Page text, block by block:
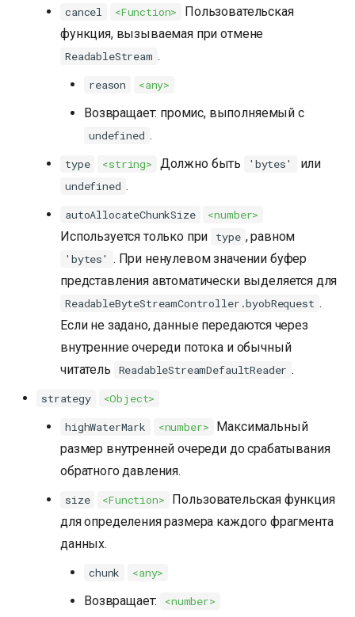
cancel <Function>
Пользовательская
функция, вызываемая при отмене
ReadableStream .
reason <any>
Возвращает: промис, выполняемый с
undefined .
type <string> Должно быть 'bytes' или
undefined .
autoAllocateChunkSize <number>
Используется только при type , равном
'bytes' . При ненулевом значении буфер
представления автоматически выделяется для
ReadableByteStreamController.byobRequest .
Если не задано, данные передаются через
внутренние очереди потока и обычный
читатель
ReadableStreamDefaultReader .
strategy
<Object>
highWaterMark
<number>
Максимальный
размер внутренней очереди до срабатывания
обратного давления.
size <Function>
Пользовательская функция
для определения размера каждого фрагмента
данных.
chunk <any>
Возвращает: <number>